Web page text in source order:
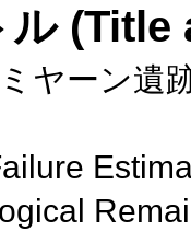
ル
ヤーン遺